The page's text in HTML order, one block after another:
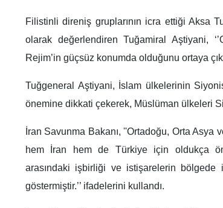
Filistinli direniş gruplarının icra ettiği Aksa
olarak değerlendiren Tuğamiral Aştiyani,
Rejim’in güçsüz konumda olduğunu ortaya
Tuğgeneral Aştiyani, İslam ülkelerinin
önemine dikkati çekerek, Müslüman ülkeleri
İran Savunma Bakanı, ''Ortadoğu, Orta Asya
hem İran hem de Türkiye için oldukça
arasındaki işbirliği ve istişarelerin bölgede
göstermiştir.’’ ifadelerini kullandı.